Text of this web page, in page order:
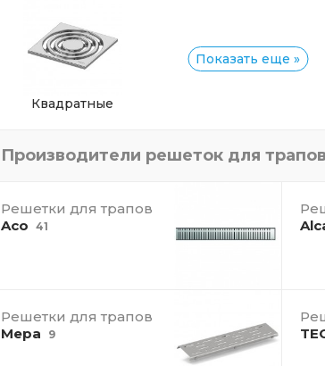
Квадратные
Показать еще »
Производители решеток для трапов
Решетки для трапов
Aco 41
Решетки для трапов
Mepa
9